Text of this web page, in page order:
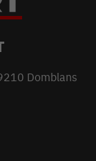
Domblans